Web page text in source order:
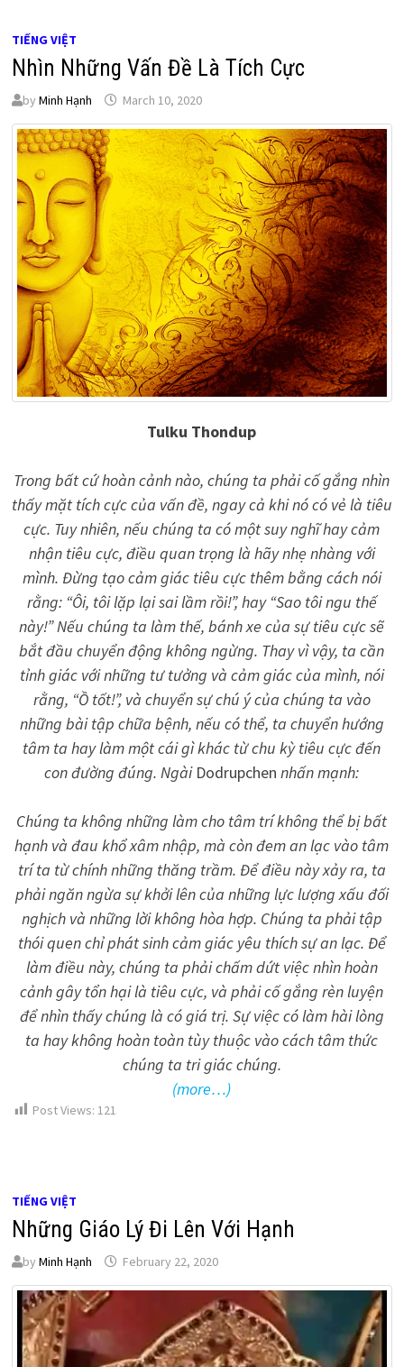
TIẾNG VIỆT
Nhìn Những Vấn Đề Là Tích Cực
by Minh Hạnh March 10, 2020
Tulku Thondup
Trong bất cứ hoàn cảnh nào, chúng ta phải cố gắng nhìn
thấy mặt tích cực của vấn đề, ngay cả khi nó có vẻ là tiêu
cực. Tuy nhiên, nếu chúng ta có một suy nghĩ hay cảm
nhận tiêu cực, điều quan trọng là hãy nhẹ nhàng với
mình. Đừng tạo cảm giác tiêu cực thêm bằng cách nói
rằng: “Ôi, tôi lặp lại sai lầm rồi!”, hay “Sao tôi ngu thế
này!” Nếu chúng ta làm thế, bánh xe của sự tiêu cực sẽ
bắt đầu chuyển động không ngừng. Thay vì vậy, ta cần
tỉnh giác với những tư tưởng và cảm giác của mình, nói
rằng, “Ồ tốt!”, và chuyển sự chú ý của chúng ta vào
những bài tập chữa bệnh, nếu có thể, ta chuyển hướng
tâm ta hay làm một cái gì khác từ chu kỳ tiêu cực đến
con đường đúng. Ngài Dodrupchen nhấn mạnh:
Chúng ta không những làm cho tâm trí không thể bị bất
hạnh và đau khổ xâm nhập, mà còn đem an lạc vào tâm
trí ta từ chính những thăng trầm. Để điều này xảy ra, ta
phải ngăn ngừa sự khởi lên của những lực lượng xấu đối
nghịch và những lời không hòa hợp. Chúng ta phải tập
thói quen chỉ phát sinh cảm giác yêu thích sự an lạc. Để
làm điều này, chúng ta phải chấm dứt việc nhìn hoàn
cảnh gây tổn hại là tiêu cực, và phải cố gắng rèn luyện
để nhìn thấy chúng là có giá trị. Sự việc có làm hài lòng
ta hay không hoàn toàn tùy thuộc vào cách tâm thức
chúng ta tri giác chúng.
(more…)
Post Views: 121
TIẾNG VIỆT
Những Giáo Lý Đi Lên Với Hạnh
by Minh Hạnh February 22, 2020